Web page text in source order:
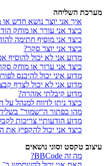
מערכת השליחה
איך אני יוצר נושא חדש
כיצד אני עורך או מוחק
כיצד אני מוסיף חתימה
כיצד אני יוצר סקר?
מדוע אני לא יכול להוסיף
כיצד אני ערוך או מוחק
מדוע איני יכול להיכנס
מדוע אני לא יכול לצרף
מדוע קיבלתי אזהרה?
כיצד ניתן לדווח למנהל על
מהו כפתור ה“שמור”
מדוע הודעותיי צריכות
כיצד אני יכול להקפיץ את
עיצוב טקסט וסוגי נושאים
מה זה BBCode?